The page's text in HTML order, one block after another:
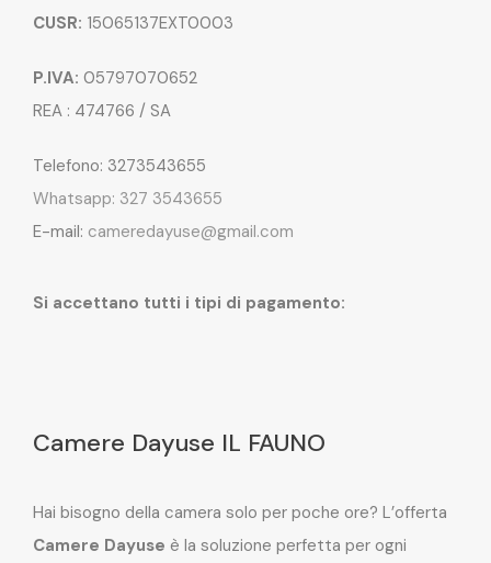
CUSR: 15065137EXT0003
P.IVA: 05797070652
REA : 474766 / SA
Telefono: 3273543655
Whatsapp: 327 3543655
E-mail: cameredayuse@gmail.com
Si accettano tutti i tipi di pagamento:
Camere Dayuse IL FAUNO
Hai bisogno della camera solo per poche ore? L’offerta
Camere Dayuse è la soluzione perfetta per ogni